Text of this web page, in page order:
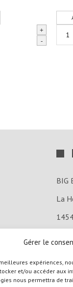
Gérer le
expériences,
et/ou accéder aux
nous permettra de
+
-
BIG
La